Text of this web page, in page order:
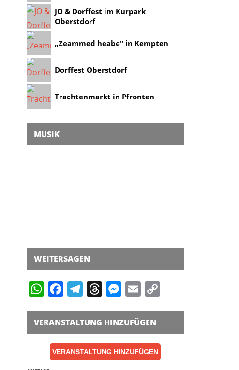
JO & Dorffest im Kurpark
Oberstdorf
„Zeammed heabe" in Kempten
Dorffest Oberstdorf
Trachtenmarkt in Pfronten
MUSIK
WEITERSAGEN
WhatsApp
Facebook
Telegram
Threads
Messenger
Email
VERANSTALTUNG HINZUFÜGEN
VERANSTALTUNG HINZUFÜGEN